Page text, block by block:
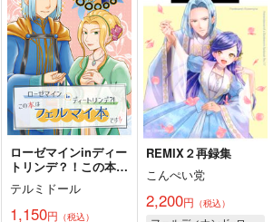
ローゼマインinディー
トリンデ？！この本は
フェルマイ本です！！
テルミドール
1,150円 （税込）
REMIX２再録集
こんぺい党
2,200円 （税込）